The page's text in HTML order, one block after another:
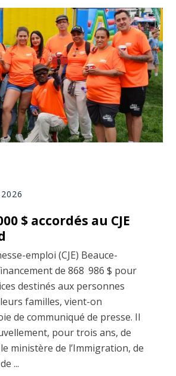
$ accordés au CJE
emploi (CJE) Beauce-
de 868 986 $ pour
destinés aux personnes
familles, vient-on
de communiqué de presse. Il
pour trois ans, de
ministère de l’Immigration, de
...